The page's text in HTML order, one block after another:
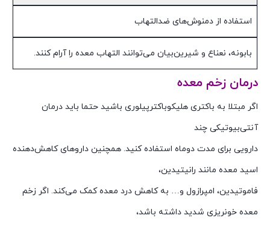
استفاده از دمنوش‌های ضدالتهاب
بابونه، نعناع و شیرین‌بیان می‌توانند التهاب معده را آرام کنند.
درمان زخم معده
اگر مبتلا به باکتری هلیکوباکتر‌پیلوری باشید حتما باید درمان
آنتی‌بیوتیکی چند
دارویی برای مدت دو‌ماه استفاده کنید. همچنین داروهای کاهش‌دهنده
اسید معده مانند رانیتیدین،
فاموتیدین، امپرازول و… به کاهش درد معده کمک می‌کند. اگر زخم
معده خونریزی شدید داشته باشد،